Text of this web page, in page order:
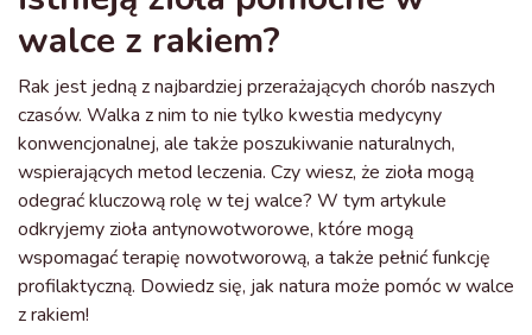
walce z rakiem?
Rak jest jedną z najbardziej przerażających chorób naszych
czasów. Walka z nim to nie tylko kwestia medycyny
konwencjonalnej, ale także poszukiwanie naturalnych,
wspierających metod leczenia. Czy wiesz, że zioła mogą
odegrać kluczową rolę w tej walce? W tym artykule
odkryjemy zioła antynowotworowe, które mogą
wspomagać terapię nowotworową, a także pełnić funkcję
profilaktyczną. Dowiedz się, jak natura może pomóc w walce
z rakiem!